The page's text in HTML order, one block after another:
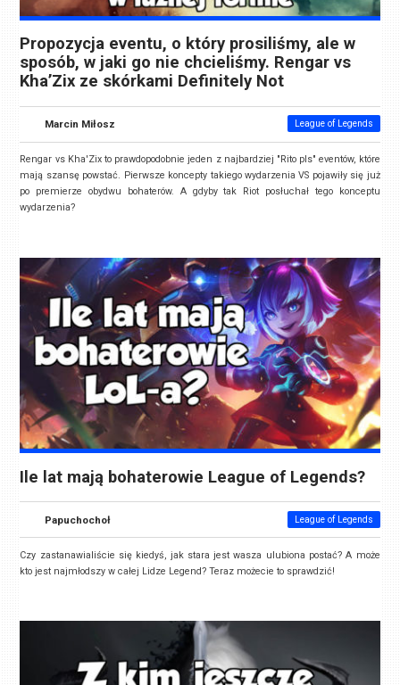
Propozycja eventu, o który prosiliśmy, ale w
sposób, w jaki go nie chcieliśmy. Rengar vs
Kha’Zix ze skórkami Definitely Not
Marcin Miłosz League of Legends
Rengar vs Kha'Zix to prawdopodobnie jeden z najbardziej "Rito pls" eventów, które
mają szansę powstać. Pierwsze koncepty takiego wydarzenia VS pojawiły się już
po premierze obydwu bohaterów. A gdyby tak Riot posłuchał tego konceptu
wydarzenia?
Ile lat mają bohaterowie League of Legends?
Papuchochoł League of Legends
Czy zastanawialiście się kiedyś, jak stara jest wasza ulubiona postać? A może
kto jest najmłodszy w całej Lidze Legend? Teraz możecie to sprawdzić!